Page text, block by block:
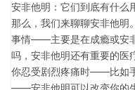
安非他明：它们到底有什么
那么，我们来聊聊安非他明
事情——主要是在成瘾或安
吗，安非他明还有重要的医
你忍受剧烈疼痛时——比如